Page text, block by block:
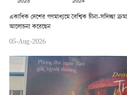
একাধিক দেশের গণমাধ্যমে বৈশ্বিক চীনা-সদিচ্ছা
আলোচনা করেছেন
05-Aug-2026